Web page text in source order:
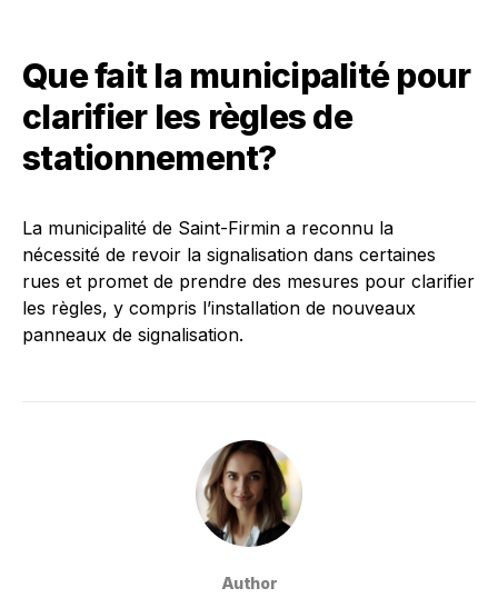
Que fait la municipalité pour
clarifier les règles de
stationnement?
La municipalité de Saint-Firmin a reconnu la
nécessité de revoir la signalisation dans certaines
rues et promet de prendre des mesures pour clarifier
les règles, y compris l’installation de nouveaux
panneaux de signalisation.
Author